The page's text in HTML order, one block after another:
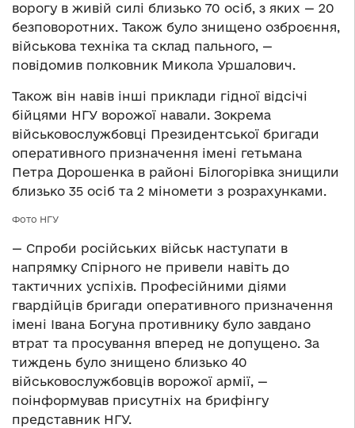
ворогу в живій силі близько 70 осіб, з яких — 20
безповоротних. Також було знищено озброєння,
військова техніка та склад пального, —
повідомив полковник Микола Уршалович.
Також він навів інші приклади гідної відсічі
бійцями НГУ ворожої навали. Зокрема
військовослужбовці Президентської бригади
оперативного призначення імені гетьмана
Петра Дорошенка в районі Білогорівка знищили
близько 35 осіб та 2 міномети з розрахунками.
Фото НГУ
— Спроби російських військ наступати в
напрямку Спірного не привели навіть до
тактичних успіхів. Професійними діями
гвардійців бригади оперативного призначення
імені Івана Богуна противнику було завдано
втрат та просування вперед не допущено. За
тиждень було знищено близько 40
військовослужбовців ворожої армії, —
поінформував присутніх на брифінгу
представник НГУ.